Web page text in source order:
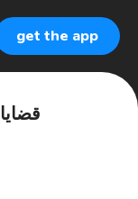
get the app